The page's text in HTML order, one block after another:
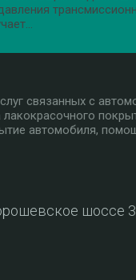
связанных с
автомобиля,
шоссе